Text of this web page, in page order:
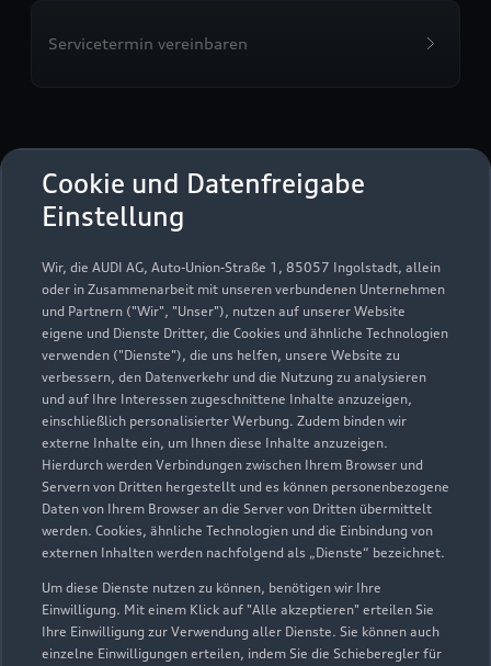
Cookie und Datenfreigabe
Einstellung
Wir, die AUDI AG, Auto-Union-Straße 1, 85057 Ingolstadt, allein
oder in Zusammenarbeit mit unseren verbundenen Unternehmen
und Partnern ("Wir", "Unser"), nutzen auf unserer Website
eigene und Dienste Dritter, die Cookies und ähnliche Technologien
verwenden ("Dienste"), die uns helfen, unsere Website zu
verbessern, den Datenverkehr und die Nutzung zu analysieren
und auf Ihre Interessen zugeschnittene Inhalte anzuzeigen,
einschließlich personalisierter Werbung. Zudem binden wir
externe Inhalte ein, um Ihnen diese Inhalte anzuzeigen.
Hierdurch werden Verbindungen zwischen Ihrem Browser und
Servern von Dritten hergestellt und es können personenbezogene
Daten von Ihrem Browser an die Server von Dritten übermittelt
werden. Cookies, ähnliche Technologien und die Einbindung von
externen Inhalten werden nachfolgend als „Dienste“ bezeichnet.
Um diese Dienste nutzen zu können, benötigen wir Ihre
Einwilligung. Mit einem Klick auf "Alle akzeptieren" erteilen Sie
Ihre Einwilligung zur Verwendung aller Dienste. Sie können auch
einzelne Einwilligungen erteilen, indem Sie die Schieberegler für
Servicetermin vereinbaren
Autohaus Gommlich
GmbH & Co. KG
Meissner Straße 140
01445 Radebeul